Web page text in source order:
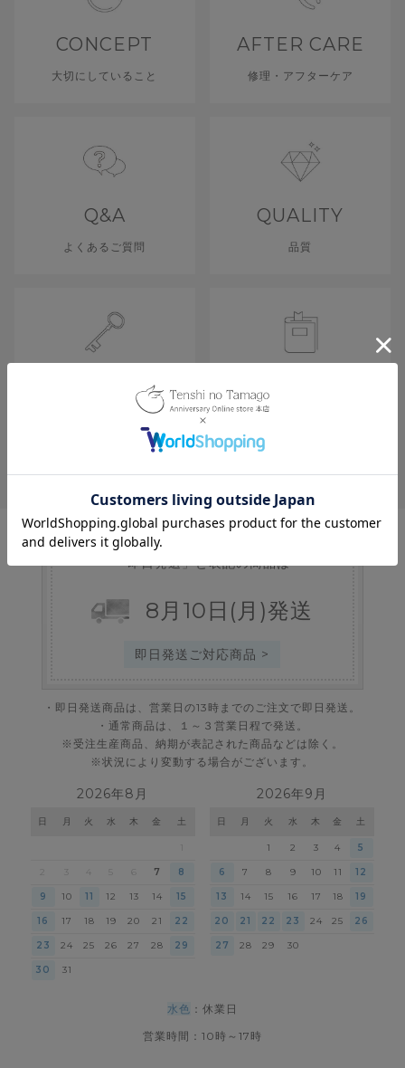
CONCEPT
大切にしていること
AFTER CARE
修理・アフターケア
Q&A
よくあるご質問
QUALITY
品質
MEMBER
「即日発送」と表記の商品は
8 月 10 日 (月)発送
即日発送ご対応商品 >
・即日発送商品は、営業日の13時までのご注文で即日発送。
・通常商品は、１～３営業日程で発送。
※受注生産商品、納期が表記された商品などは除く。
※状況により変動する場合がございます。
2026年8月
日 月 火 水 木 金 土
4 7 8
9 10 11 12 13 14 15
16 17 18 19 20 21 22
23 24 25 26 27 28 29
30 31
2026年9月
日 月 火 水 木 金 土
1 2 3 4 5
6 7 8 9 10 11 12
13 14 15 16 17 18 19
20 21 22 23 24 25 26
27 28 29 30
水色 ：休業日
営業時間：10時～17時